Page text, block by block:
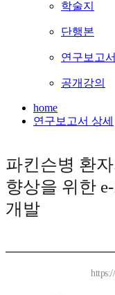
학술지
단행본
연구보고서
공개강의
home
연구보고서 상세
파킨슨병 환
향상을 위한
개발